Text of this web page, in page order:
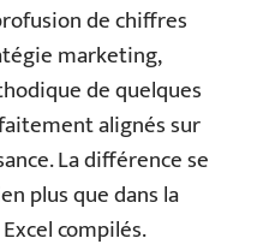
de chiffres
marketing,
de quelques
alignés sur
La différence se
plus que dans la
compilés.